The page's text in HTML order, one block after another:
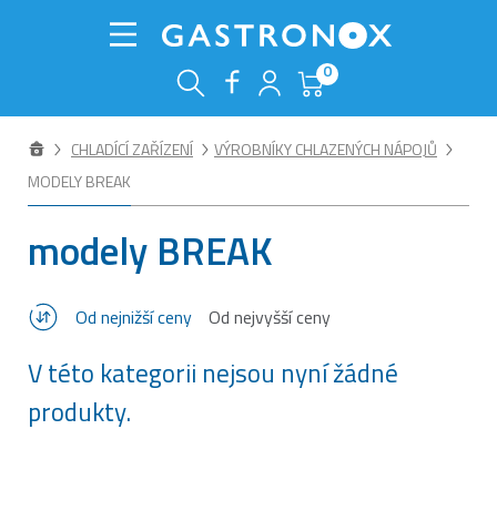
0
CHLADÍCÍ ZAŘÍZENÍ
VÝROBNÍKY CHLAZENÝCH NÁPOJŮ
MODELY BREAK
modely BREAK
Od nejnižší ceny Od nejvyšší ceny
V této kategorii nejsou nyní žádné
produkty.